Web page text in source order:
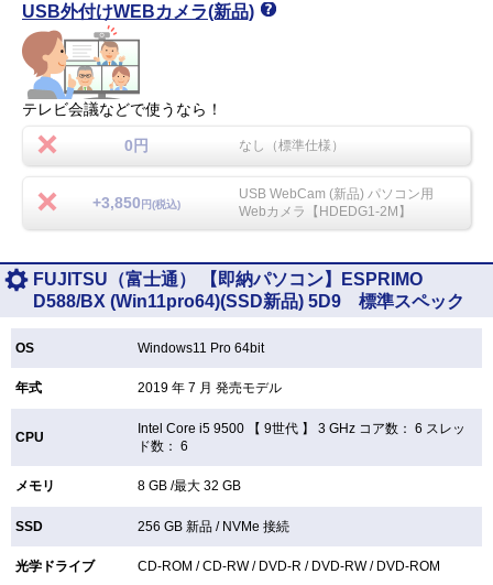
USB外付けWEBカメラ(新品)
テレビ会議などで使うなら！
0円 なし（標準仕様）
+3,850 円(税込)
USB WebCam (新品) パソコン用
Webカメラ【HDEDG1-2M】
FUJITSU（富士通） 【即納パソコン】ESPRIMO
D588/BX (Win11pro64)(SSD新品) 5D9 標準スペック
OS Windows11 Pro 64bit
年式 2019 年 7 月 発売モデル
CPU
Intel Core i5 9500 【9世代 】 3 GHz コア数： 6 スレッ
ド数： 6
メモリ 8 GB /最大 32 GB
SSD 256 GB新品 / NVMe 接続
光学ドライブ CD-ROM /CD-RW / DVD-R / DVD-RW / DVD-ROM